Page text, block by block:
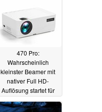
470 Pro:
Wahrscheinlich
kleinster Beamer mit
nativer Full HD-
Auflösung startet für
rund 200 Dollar
19.08.2022